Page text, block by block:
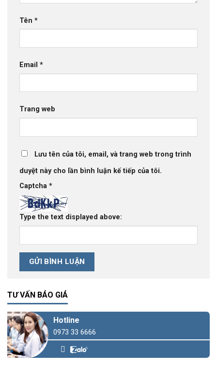
Tên *
Email *
Trang web
Lưu tên của tôi, email, và trang web trong trình
duyệt này cho lần bình luận kế tiếp của tôi.
Captcha *
Type the text displayed above:
TƯ VẤN BÁO GIÁ
Hotline
0973 33 6666